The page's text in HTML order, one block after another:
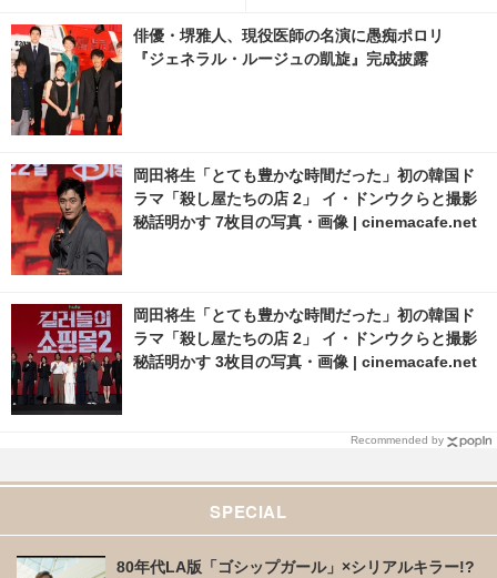
俳優・堺雅人、現役医師の名演に愚痴ポロリ
『ジェネラル・ルージュの凱旋』完成披露
岡田将生「とても豊かな時間だった」初の韓国ド
ラマ「殺し屋たちの店 2」 イ・ドンウクらと撮影
秘話明かす 7枚目の写真・画像 | cinemacafe.net
岡田将生「とても豊かな時間だった」初の韓国ド
ラマ「殺し屋たちの店 2」 イ・ドンウクらと撮影
秘話明かす 3枚目の写真・画像 | cinemacafe.net
Recommended by
SPECIAL
80年代LA版「ゴシップガール」×シリアルキラー!?